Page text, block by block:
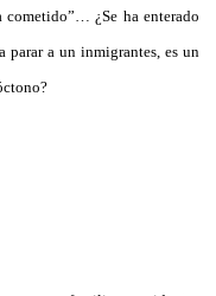
¿Se ha enterado
parar a un inmigrantes, es un